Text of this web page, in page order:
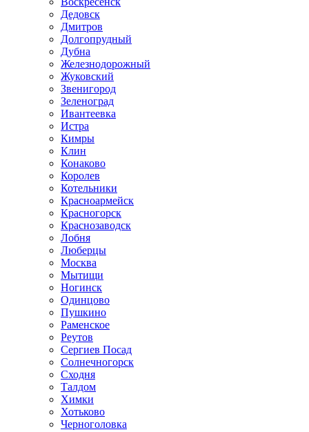
Дедовск
Дмитров
Долгопрудный
Дубна
Железнодорожный
Жуковский
Звенигород
Зеленоград
Ивантеевка
Истра
Кимры
Клин
Конаково
Королев
Котельники
Красноармейск
Красногорск
Краснозаводск
Лобня
Люберцы
Москва
Мытищи
Ногинск
Одинцово
Пушкино
Раменское
Реутов
Сергиев Посад
Солнечногорск
Сходня
Талдом
Химки
Хотьково
Черноголовка